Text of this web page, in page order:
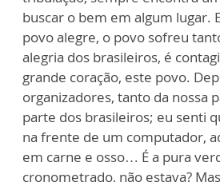
buscar o bem em algum lugar.
povo alegre, o povo sofreu
alegria dos brasileiros, é
grande coração, este povo.
organizadores, tanto da nossa
parte dos brasileiros; eu senti
na frente de um computador,
em carne e osso… É a pura
cronometrado, não estava?